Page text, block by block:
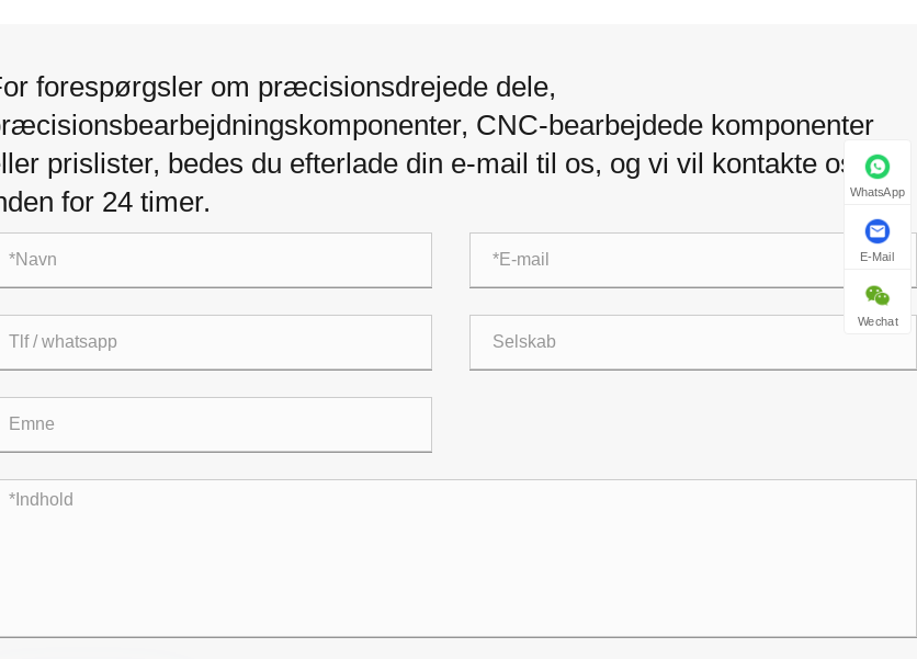
forespørgsler om præcisionsdrejede dele,
CNC-bearbejdede komponenter
prislister, bedes du efterlade din e-mail til os, og vi vil kontakte os
for 24 timer.
WhatsApp
E-Mail
Wechat